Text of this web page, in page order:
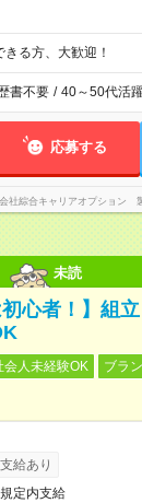
る方、大歓迎！
書不要 / 40～50代活
応募する
社綜合キャリアオプション
未読
初心者！】組
会人未経験OK
ブラ
給あり
定内支給